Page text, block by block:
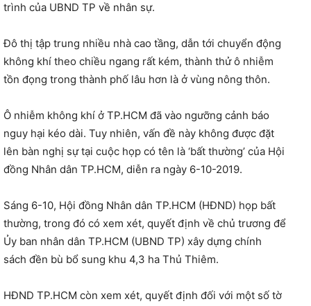
trình của UBND TP về nhân sự.
Đô thị tập trung nhiều nhà cao tầng, dẫn tới chuyển động
không khí theo chiều ngang rất kém, thành thử ô nhiễm
tồn đọng trong thành phố lâu hơn là ở vùng nông thôn.
Ô nhiễm không khí ở TP.HCM đã vào ngưỡng cảnh báo
nguy hại kéo dài. Tuy nhiên, vấn đề này không được đặt
lên bàn nghị sự tại cuộc họp có tên là ‘bất thường’ của Hội
đồng Nhân dân TP.HCM, diễn ra ngày 6-10-2019.
Sáng 6-10, Hội đồng Nhân dân TP.HCM (HĐND) họp bất
thường, trong đó có xem xét, quyết định về chủ trương để
Ủy ban nhân dân TP.HCM (UBND TP) xây dựng chính
sách đền bù bổ sung khu 4,3 ha Thủ Thiêm.
HĐND TP.HCM còn xem xét, quyết định đối với một số tờ